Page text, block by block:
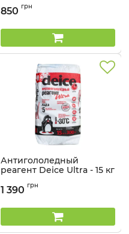
850 грн
Антигололедный
реагент Deice Ultra - 15 кг
1 390 грн